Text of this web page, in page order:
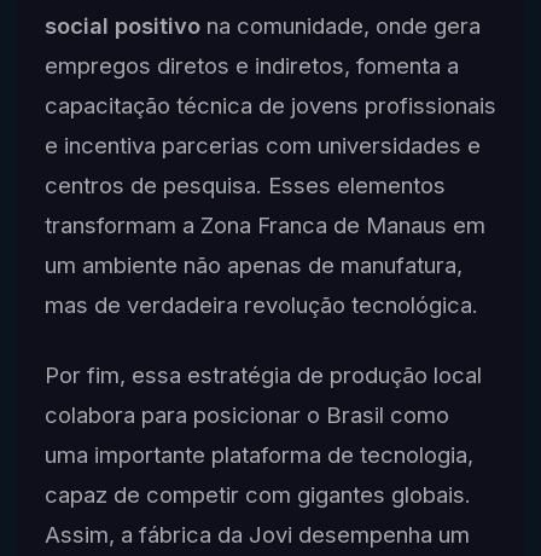
social positivona comunidade, onde gera
empregos diretos e indiretos, fomenta a
capacitação técnica de jovens profissionais
e incentiva parcerias com universidades e
centros de pesquisa. Esses elementos
transformam a Zona Franca de Manaus em
um ambiente não apenas de manufatura,
mas de verdadeira revolução tecnológica.
Por fim, essa estratégia de produção local
colabora para posicionar o Brasil como
uma importante plataforma de tecnologia,
capaz de competir com gigantes globais.
Assim, a fábrica da Jovi desempenha um